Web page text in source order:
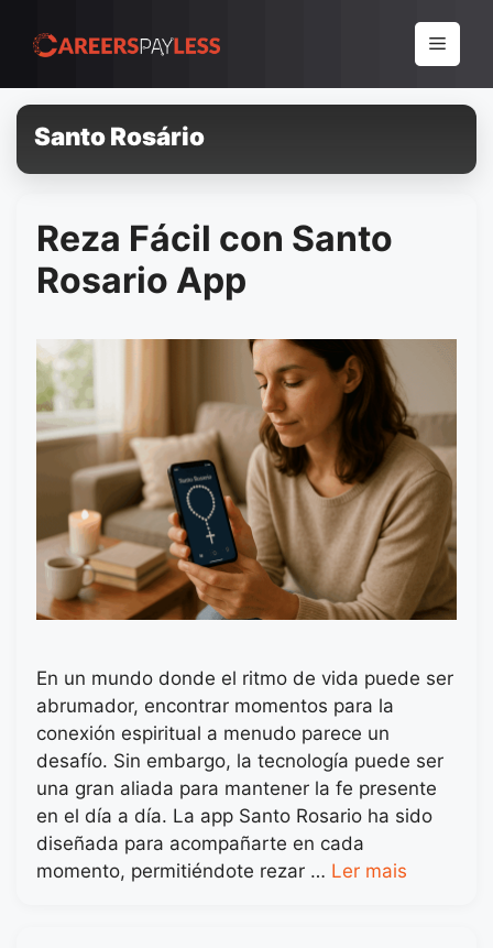
para
conteúdo
Menu
Santo Rosário
Reza Fácil con Santo
Rosario App
En un mundo donde el ritmo de vida puede ser
abrumador, encontrar momentos para la
conexión espiritual a menudo parece un
desafío. Sin embargo, la tecnología puede ser
una gran aliada para mantener la fe presente
en el día a día. La app Santo Rosario ha sido
diseñada para acompañarte en cada
momento, permitiéndote rezar … Ler mais